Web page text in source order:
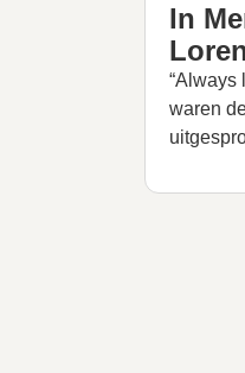
In
“Always
waren